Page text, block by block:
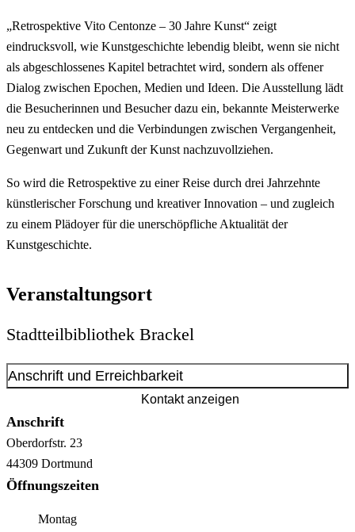
„Retrospektive Vito Centonze – 30 Jahre Kunst“ zeigt
eindrucksvoll, wie Kunstgeschichte lebendig bleibt, wenn sie nicht
als abgeschlossenes Kapitel betrachtet wird, sondern als offener
Dialog zwischen Epochen, Medien und Ideen. Die Ausstellung lädt
die Besucherinnen und Besucher dazu ein, bekannte Meisterwerke
neu zu entdecken und die Verbindungen zwischen Vergangenheit,
Gegenwart und Zukunft der Kunst nachzuvollziehen.
So wird die Retrospektive zu einer Reise durch drei Jahrzehnte
künstlerischer Forschung und kreativer Innovation – und zugleich
zu einem Plädoyer für die unerschöpfliche Aktualität der
Kunstgeschichte.
Veranstaltungsort
Stadtteilbibliothek Brackel
Anschrift und Erreichbarkeit
Kontakt anzeigen
Anschrift
Oberdorfstr. 23
44309 Dortmund
Öffnungszeiten
Montag